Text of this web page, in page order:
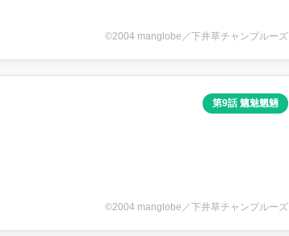
©2004 manglobe／下井草チャンプルーズ
第9話 魑魅魍魎
©2004 manglobe／下井草チャンプルーズ